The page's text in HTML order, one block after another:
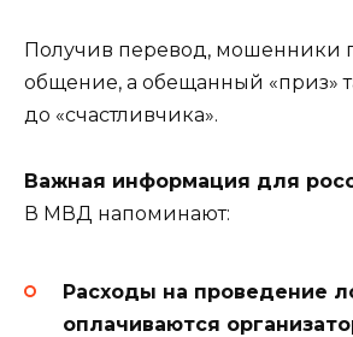
Получив перевод, мошенники
общение, а обещанный «приз»
до «счастливчика».
Важная информация для
В МВД напоминают:
Расходы на проведение
оплачиваются